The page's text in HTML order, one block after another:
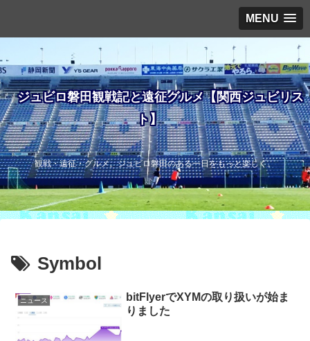
MENU
ジュビロ磐田観戦記と遠征グルメ【関西ジュビリス
ト】
観戦・遠征・グルメ。ジュビロ磐田のある一日をもっと楽しく。
Symbol
ニュース
bitFlyerでXYMの取り扱いが始ま
りました